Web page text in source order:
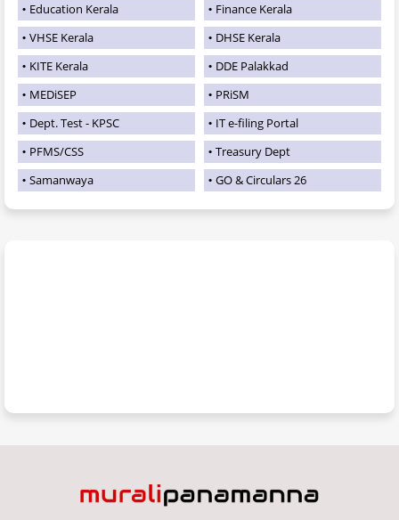
Education Kerala
Finance Kerala
VHSE Kerala
DHSE Kerala
KITE Kerala
DDE Palakkad
MEDiSEP
PRiSM
Dept. Test - KPSC
IT e-filing Portal
PFMS/CSS
Treasury Dept
Samanwaya
GO & Circulars 26